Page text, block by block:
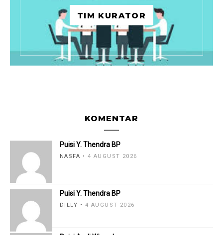
TIM KURATOR
KOMENTAR
Puisi Y. Thendra BP
NASFA 4 AUGUST 2026
Puisi Y. Thendra BP
DILLY 4 AUGUST 2026